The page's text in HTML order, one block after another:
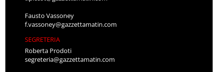
Fausto Vassoney
f.vassoney@gazzettamatin.com
SEGRETERIA
Roberta Prodoti
segreteria@gazzettamatin.com